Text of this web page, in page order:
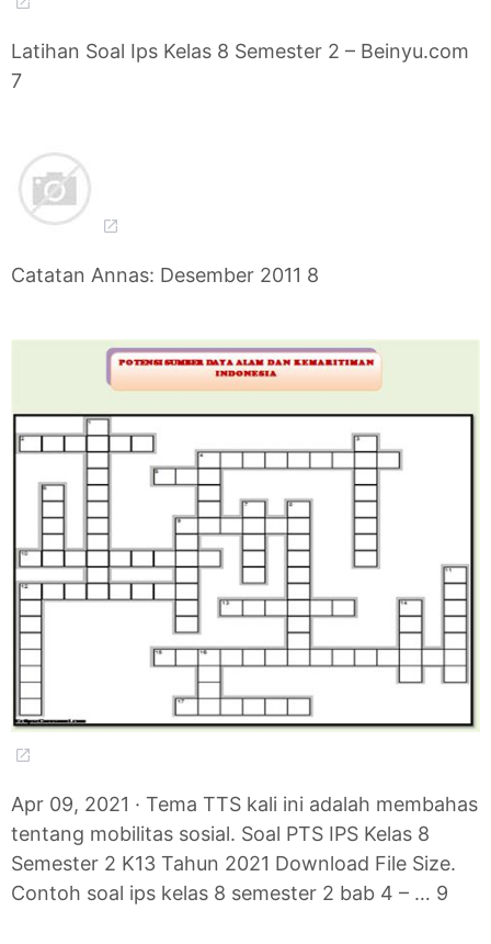
Latihan Soal Ips Kelas 8 Semester 2 – Beinyu.com
7
Catatan Annas: Desember 2011 8
Apr 09, 2021 · Tema TTS kali ini adalah membahas
tentang mobilitas sosial. Soal PTS IPS Kelas 8
Semester 2 K13 Tahun 2021 Download File Size.
Contoh soal ips kelas 8 semester 2 bab 4 – … 9